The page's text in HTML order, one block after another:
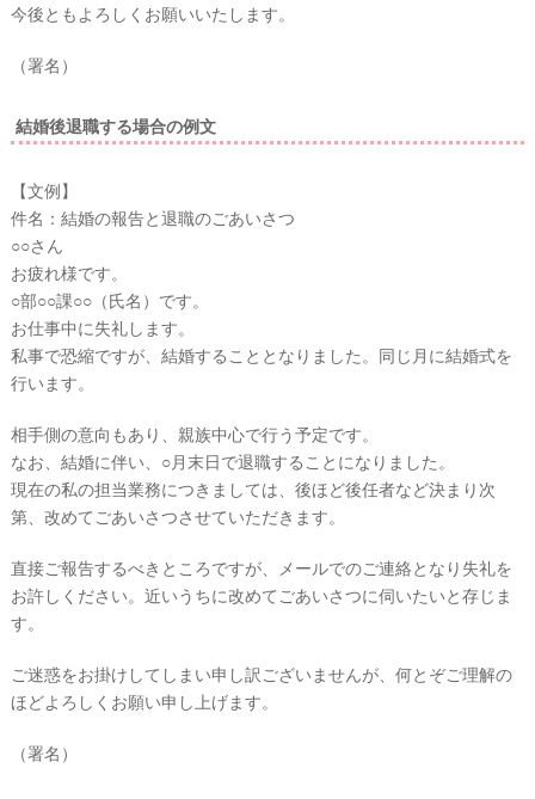
今後ともよろしくお願いいたします。
（署名）
結婚後退職する場合の例文
【文例】
件名：結婚の報告と退職のごあいさつ
○○さん
お疲れ様です。
○部○○課○○（氏名）です。
お仕事中に失礼します。
私事で恐縮ですが、結婚することとなりました。同じ月に結婚式を
行います。
相手側の意向もあり、親族中心で行う予定です。
なお、結婚に伴い、○月末日で退職することになりました。
現在の私の担当業務につきましては、後ほど後任者など決まり次
第、改めてごあいさつさせていただきます。
直接ご報告するべきところですが、メールでのご連絡となり失礼を
お許しください。近いうちに改めてごあいさつに伺いたいと存じま
す。
ご迷惑をお掛けしてしまい申し訳ございませんが、何とぞご理解の
ほどよろしくお願い申し上げます。
（署名）